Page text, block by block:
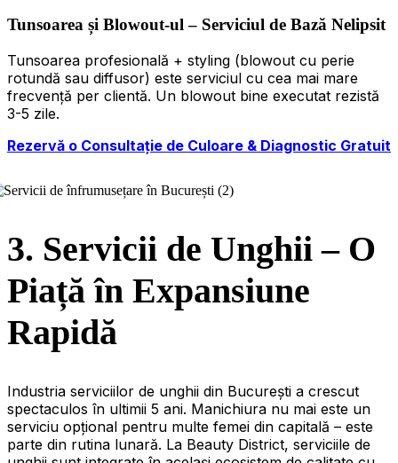
Tunsoarea și Blowout-ul – Serviciul de Bază Nelipsit
Tunsoarea profesională + styling (blowout cu perie
rotundă sau diffusor) este serviciul cu cea mai mare
frecvență per clientă. Un blowout bine executat rezistă
3-5 zile.
Rezervă o Consultație de Culoare & Diagnostic Gratuit
3. Servicii de Unghii – O
Piață în Expansiune
Rapidă
Industria serviciilor de unghii din București a crescut
spectaculos în ultimii 5 ani. Manichiura nu mai este un
serviciu opțional pentru multe femei din capitală – este
parte din rutina lunară. La Beauty District, serviciile de